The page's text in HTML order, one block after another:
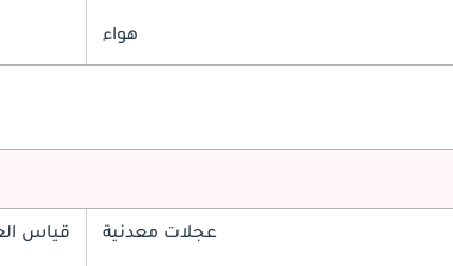
هواء
عجلات معدنية قياس